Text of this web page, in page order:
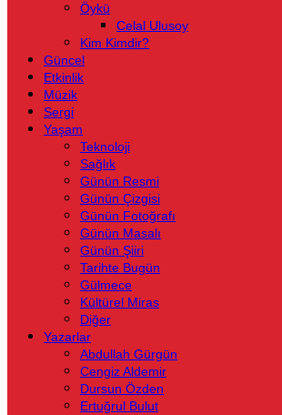
Öykü
Celal Ulusoy
Kim Kimdir?
Güncel
Etkinlik
Müzik
Sergi
Yaşam
Teknoloji
Sağlık
Günün Resmi
Günün Çizgisi
Günün Fotoğrafı
Günün Masalı
Günün Şiiri
Tarihte Bugün
Gülmece
Kültürel Miras
Diğer
Yazarlar
Abdullah Gürgün
Cengiz Aldemir
Dursun Özden
Ertuğrul Bulut